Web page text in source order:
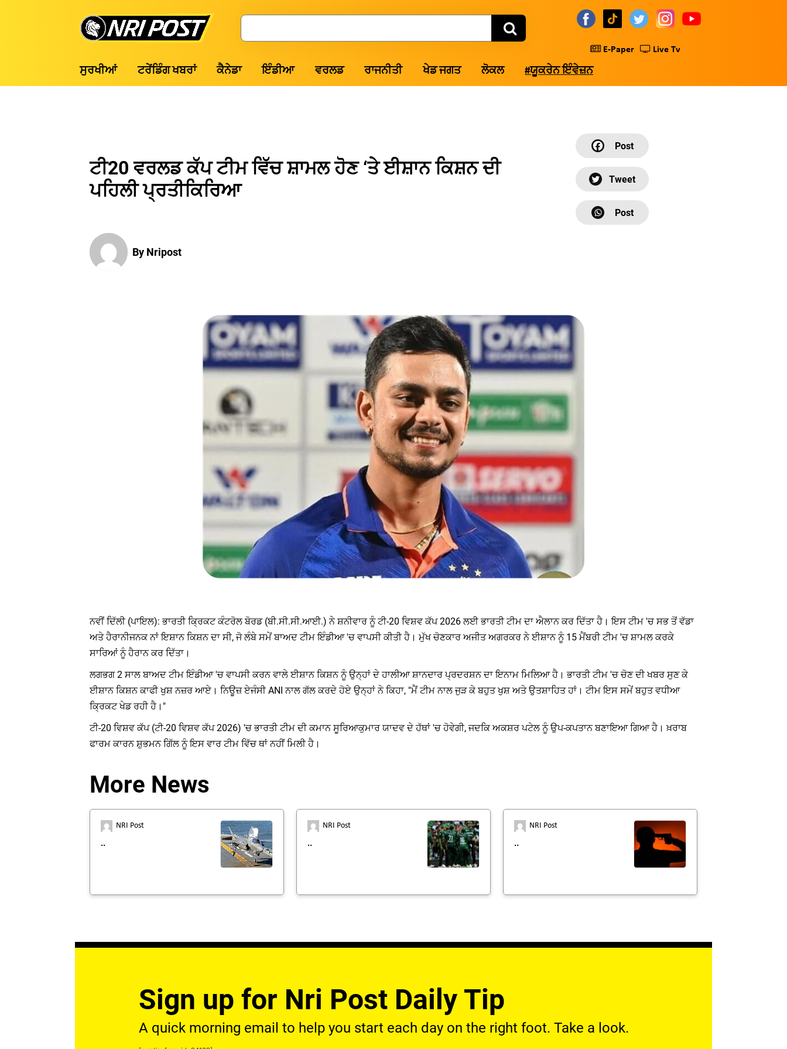
Post
Search
E-Paper Live Tv
ਸੁਰਖੀਆਂ ਟਰੇਂਡਿੰਗ ਖਬਰਾਂ ਕੈਨੇਡਾ ਇੰਡੀਆ ਵਰਲਡ ਰਾਜਨੀਤੀ ਖੇਡ ਜਗਤ ਲੋਕਲ #ਯੂਕਰੇਨ ਇੰਵੇਜ਼ਨ
ਟੀ20 ਵਰਲਡ ਕੱਪ ਟੀਮ ਵਿੱਚ ਸ਼ਾਮਲ ਹੋਣ ‘ਤੇ ਈਸ਼ਾਨ ਕਿਸ਼ਨ ਦੀ
ਪਹਿਲੀ ਪ੍ਰਤੀਕਿਰਿਆ
By Nripost
ਨਵੀਂ ਦਿੱਲੀ (ਪਾਇਲ): ਭਾਰਤੀ ਕ੍ਰਿਕਟ ਕੰਟਰੋਲ ਬੋਰਡ (ਬੀ.ਸੀ.ਸੀ.ਆਈ.) ਨੇ ਸ਼ਨੀਵਾਰ ਨੂੰ ਟੀ-20 ਵਿਸ਼ਵ ਕੱਪ 2026 ਲਈ ਭਾਰਤੀ ਟੀਮ ਦਾ ਐਲਾਨ ਕਰ ਦਿੱਤਾ ਹੈ। ਇਸ ਟੀਮ 'ਚ ਸਭ ਤੋਂ ਵੱਡਾ
ਅਤੇ ਹੈਰਾਨੀਜਨਕ ਨਾਂ ਇਸ਼ਾਨ ਕਿਸ਼ਨ ਦਾ ਸੀ, ਜੋ ਲੰਬੇ ਸਮੇਂ ਬਾਅਦ ਟੀਮ ਇੰਡੀਆ 'ਚ ਵਾਪਸੀ ਕੀਤੀ ਹੈ। ਮੁੱਖ ਚੋਣਕਾਰ ਅਜੀਤ ਅਗਰਕਰ ਨੇ ਈਸ਼ਾਨ ਨੂੰ 15 ਮੈਂਬਰੀ ਟੀਮ 'ਚ ਸ਼ਾਮਲ ਕਰਕੇ
ਸਾਰਿਆਂ ਨੂੰ ਹੈਰਾਨ ਕਰ ਦਿੱਤਾ।
ਲਗਭਗ 2 ਸਾਲ ਬਾਅਦ ਟੀਮ ਇੰਡੀਆ 'ਚ ਵਾਪਸੀ ਕਰਨ ਵਾਲੇ ਈਸ਼ਾਨ ਕਿਸ਼ਨ ਨੂੰ ਉਨ੍ਹਾਂ ਦੇ ਹਾਲੀਆ ਸ਼ਾਨਦਾਰ ਪ੍ਰਦਰਸ਼ਨ ਦਾ ਇਨਾਮ ਮਿਲਿਆ ਹੈ। ਭਾਰਤੀ ਟੀਮ 'ਚ ਚੋਣ ਦੀ ਖਬਰ ਸੁਣ ਕੇ
ਈਸ਼ਾਨ ਕਿਸ਼ਨ ਕਾਫੀ ਖੁਸ਼ ਨਜ਼ਰ ਆਏ। ਨਿਊਜ਼ ਏਜੰਸੀ ANI ਨਾਲ ਗੱਲ ਕਰਦੇ ਹੋਏ ਉਨ੍ਹਾਂ ਨੇ ਕਿਹਾ, "ਮੈਂ ਟੀਮ ਨਾਲ ਜੁੜ ਕੇ ਬਹੁਤ ਖੁਸ਼ ਅਤੇ ਉਤਸ਼ਾਹਿਤ ਹਾਂ। ਟੀਮ ਇਸ ਸਮੇਂ ਬਹੁਤ ਵਧੀਆ
ਕ੍ਰਿਕਟ ਖੇਡ ਰਹੀ ਹੈ।"
ਟੀ-20 ਵਿਸ਼ਵ ਕੱਪ (ਟੀ-20 ਵਿਸ਼ਵ ਕੱਪ 2026) 'ਚ ਭਾਰਤੀ ਟੀਮ ਦੀ ਕਮਾਨ ਸੂਰਿਆਕੁਮਾਰ ਯਾਦਵ ਦੇ ਹੱਥਾਂ 'ਚ ਹੋਵੇਗੀ, ਜਦਕਿ ਅਕਸ਼ਰ ਪਟੇਲ ਨੂੰ ਉਪ-ਕਪਤਾਨ ਬਣਾਇਆ ਗਿਆ ਹੈ। ਖ਼ਰਾਬ
ਫਾਰਮ ਕਾਰਨ ਸ਼ੁਭਮਨ ਗਿੱਲ ਨੂੰ ਇਸ ਵਾਰ ਟੀਮ ਵਿੱਚ ਥਾਂ ਨਹੀਂ ਮਿਲੀ ਹੈ।
More News
NRI Post
..
NRI Post
..
NRI Post
..
Sign up for Nri Post Daily Tip
A quick morning email to help you start each day on the right foot. Take a look.